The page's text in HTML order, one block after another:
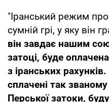
"Іранський режим
сумній грі, у яку він
він завдає нашим
затоці, буде
з іранських
сплачені так
Перської затоки,